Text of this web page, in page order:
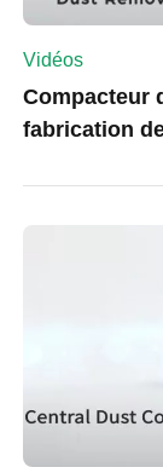
Vidéos
Compacteur
fabrication